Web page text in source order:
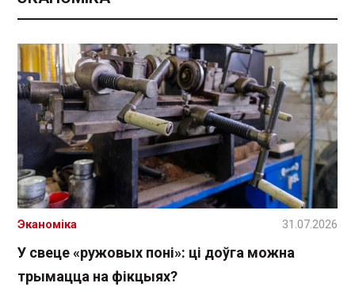
У свеце «ружовых поні»: ці доўга можна
трымацца на фікцыях?
Эканоміка 31.07.2026